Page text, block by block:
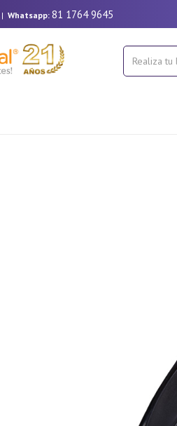
| Whatsapp: 81 1764 9645